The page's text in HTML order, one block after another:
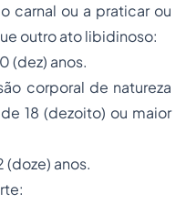
carnal ou a praticar ou
outro ato libidinoso:
(dez) anos.
corporal de natureza
18 (dezoito) ou maior
(doze) anos.